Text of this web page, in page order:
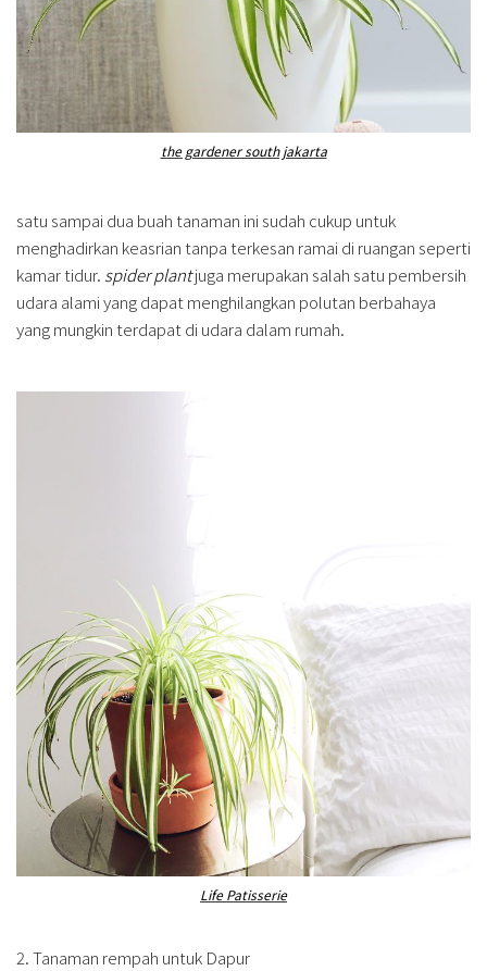
the gardener south jakarta
satu sampai dua buah tanaman ini sudah cukup untuk
menghadirkan keasrian tanpa terkesan ramai di ruangan seperti
kamar tidur. spider plantjuga merupakan salah satu pembersih
udara alami yang dapat menghilangkan polutan berbahaya
yang mungkin terdapat di udara dalam rumah.
Life Patisserie
2. Tanaman rempah untuk Dapur